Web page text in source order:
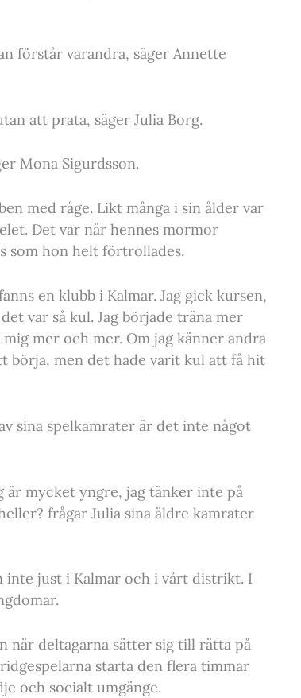
förstår varandra, säger Annette
att prata, säger Julia Borg.
Mona Sigurdsson.
med råge. Likt många i sin ålder var
Det var när hennes mormor
som hon helt förtrollades.
en klubb i Kalmar. Jag gick kursen,
var så kul. Jag började träna mer
mer och mer. Om jag känner andra
börja, men det hade varit kul att få hit
sina spelkamrater är det inte något
är mycket yngre, jag tänker inte på
frågar Julia sina äldre kamrater
inte just i Kalmar och i vårt distrikt. I
när deltagarna sätter sig till rätta på
starta den flera timmar
och socialt umgänge.